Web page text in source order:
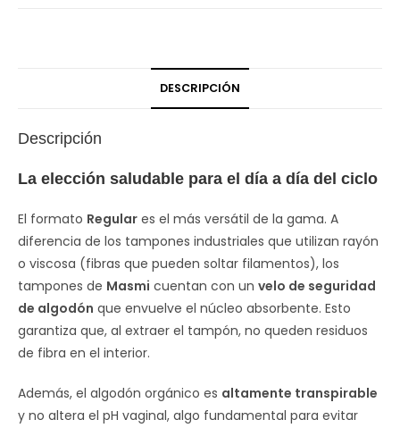
DESCRIPCIÓN
Descripción
La elección saludable para el día a día del ciclo
El formato Regular es el más versátil de la gama. A
diferencia de los tampones industriales que utilizan rayón
o viscosa (fibras que pueden soltar filamentos), los
tampones de Masmi cuentan con un velo de seguridad
de algodón que envuelve el núcleo absorbente. Esto
garantiza que, al extraer el tampón, no queden residuos
de fibra en el interior.
Además, el algodón orgánico es altamente transpirable
y no altera el pH vaginal, algo fundamental para evitar